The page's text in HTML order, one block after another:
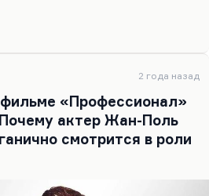
то это интуитивный
он запаха лишен, но
некоторые. Другие
это…
2 года назад
«Профессионал»
актер Жан-Поль
смотрится в роли